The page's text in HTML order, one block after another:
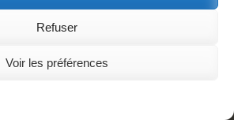
Refuser
Voir les préférences